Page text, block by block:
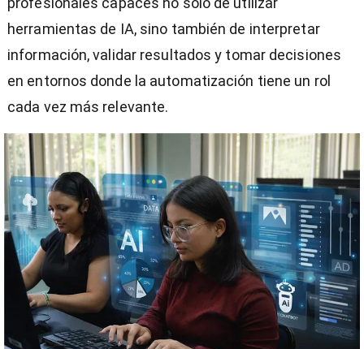
herramientas de IA, sino también de interpretar
información, validar resultados y tomar decisiones
en entornos donde la automatización tiene un rol
cada vez más relevante.